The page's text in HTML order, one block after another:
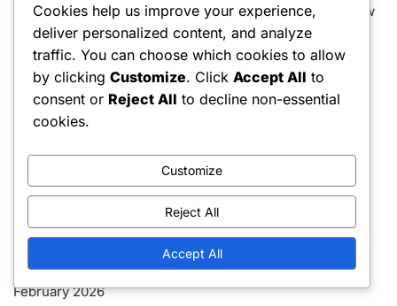
Źródła darmowych kluczy: wydarzenia w grze, rozdania w
społeczności, promocje w mediach społecznościowych
Kategorie
Nagrody Sezonu Łowów
Zgłoszenia kluczy darmowych
February 2026
Cookies help us improve your experience,
deliver personalized content, and analyze
traffic. You can choose which cookies to allow
by clicking Customize. Click Accept All to
consent or Reject All to decline non-essential
cookies.
Customize
Reject All
Accept All